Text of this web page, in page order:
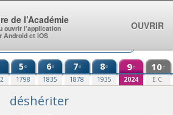
5e
1798
6e
1835
7e
1878
8e
1935
9e
2024
10e
E.C.
déshériter
de l’Académie
ouvrir l’application
Android et iOS
OUVRIR